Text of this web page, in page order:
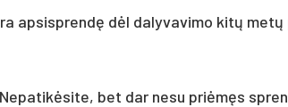
ap­si­sprendę dėl da­ly­va­vi­mo kitų
bet dar ne­su pri­ėmęs